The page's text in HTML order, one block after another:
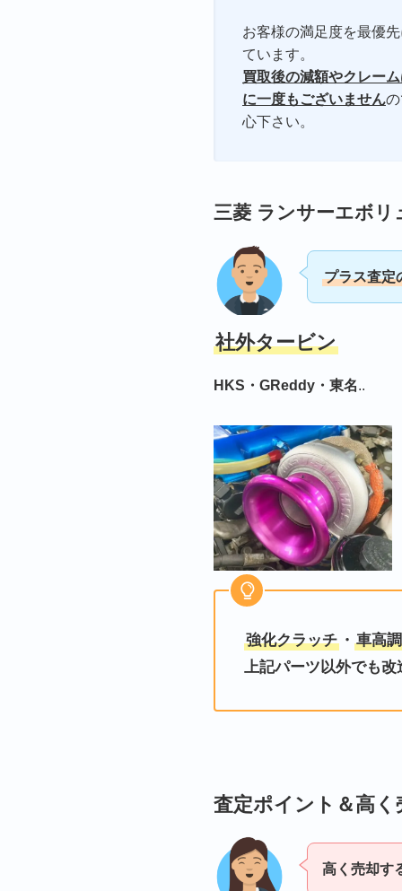
お客様の満足度を最優
ています。
買取後の減額やクレー
に一度もございません
心下さい。
三菱 ランサーエボリ
プラス査定
社外タービン
HKS・GReddy・東名..
強化クラッチ ・ 車高調
上記パーツ以外でも
査定ポイント＆高
高く売却す